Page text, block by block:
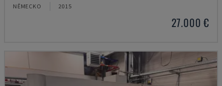
NĚMECKO 2015
27.000 €